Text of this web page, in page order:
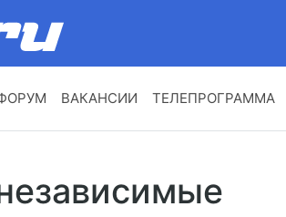
ВАКАНСИИ ТЕЛЕПРОГРАММА